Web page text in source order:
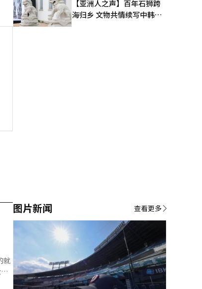
【亚洲人之声】百年石狮跨
海归乡 文物共情续写中韩人
图片新闻 查看更多